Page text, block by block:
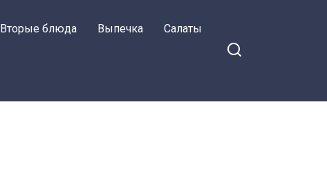
Вторые блюда Выпечка Салаты